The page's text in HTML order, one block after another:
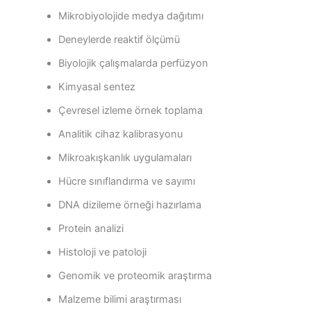
Mikrobiyolojide medya dağıtımı
Deneylerde reaktif ölçümü
Biyolojik çalışmalarda perfüzyon
Kimyasal sentez
Çevresel izleme örnek toplama
Analitik cihaz kalibrasyonu
Mikroakışkanlık uygulamaları
Hücre sınıflandırma ve sayımı
DNA dizileme örneği hazırlama
Protein analizi
Histoloji ve patoloji
Genomik ve proteomik araştırma
Malzeme bilimi araştırması